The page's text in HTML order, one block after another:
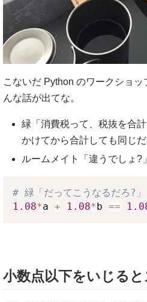
こないだ Python のワークショ
んな話が出てな。
緑「消費税って、税抜を合
かけてから合計しても同じだ
ルームメイト「違うでしょ?」
# 緑「だってこうなるだろ?」
1.08*a + 1.08* b ==
小数点以下をいじると